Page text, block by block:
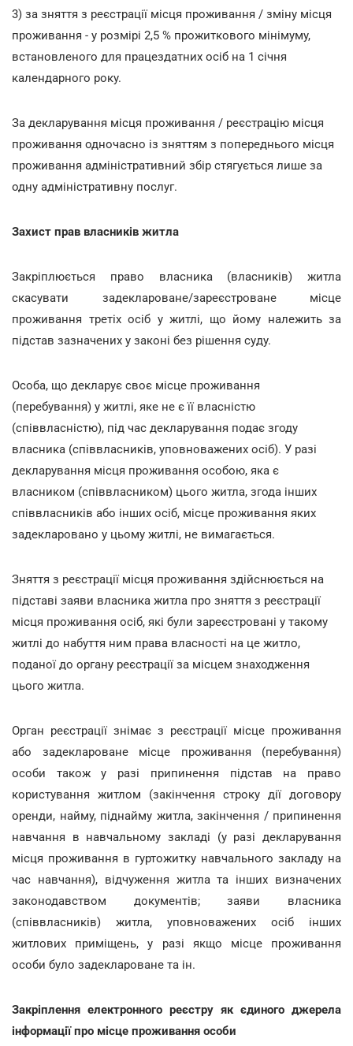
3) за зняття з реєстрації місця проживання / зміну місця
проживання - у розмірі 2,5 % прожиткового мінімуму,
встановленого для працездатних осіб на 1 січня
календарного року.
За декларування місця проживання / реєстрацію місця
проживання одночасно із зняттям з попереднього місця
проживання адміністративний збір стягується лише за
одну адміністративну послуг.
Захист прав власників житла
Закріплюється право власника (власників) житла
скасувати задеклароване/зареєстроване місце
проживання третіх осіб у житлі, що йому належить за
підстав зазначених у законі без рішення суду.
Особа, що декларує своє місце проживання
(перебування) у житлі, яке не є її власністю
(співвласністю), під час декларування подає згоду
власника (співвласників, уповноважених осіб). У разі
декларування місця проживання особою, яка є
власником (співвласником) цього житла, згода інших
співвласників або інших осіб, місце проживання яких
задекларовано у цьому житлі, не вимагається.
Зняття з реєстрації місця проживання здійснюється на
підставі заяви власника житла про зняття з реєстрації
місця проживання осіб, які були зареєстровані у такому
житлі до набуття ним права власності на це житло,
поданої до органу реєстрації за місцем знаходження
цього житла.
Орган реєстрації знімає з реєстрації місце проживання
або задеклароване місце проживання (перебування)
особи також у разі припинення підстав на право
користування житлом (закінчення строку дії договору
оренди, найму, піднайму житла, закінчення / припинення
навчання в навчальному закладі (у разі декларування
місця проживання в гуртожитку навчального закладу на
час навчання), відчуження житла та інших визначених
законодавством документів; заяви власника
(співвласників) житла, уповноважених осіб інших
житлових приміщень, у разі якщо місце проживання
особи було задеклароване та ін.
Закріплення електронного реєстру як єдиного джерела
інформації про місце проживання особи